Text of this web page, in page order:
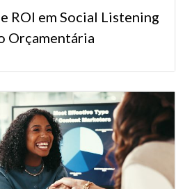
ROI em Social Listening
Orçamentária